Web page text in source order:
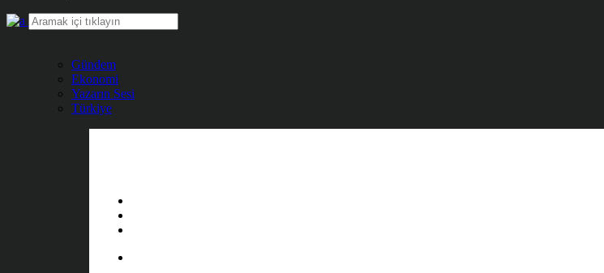
Gündem
Ekonomi
Yazarın Sesi
Türkiye